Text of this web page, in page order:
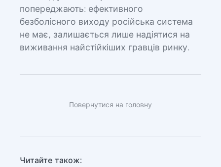
попереджають: ефективного
безболісного виходу російська система
не має, залишається лише надіятися на
виживання найстійкіших гравців ринку.
Повернутися на головну
Читайте також: